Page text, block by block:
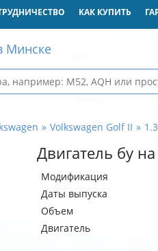
КАК КУПИТЬ
Минске
Volkswagen Golf II 1.3
Двигатель бу
Модификация
Даты выпуска
Объем
Двигатель